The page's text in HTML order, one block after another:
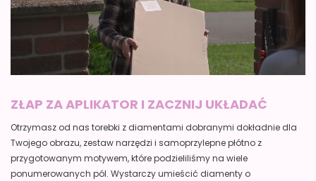
ZŁAP ZA APLIKATOR I ZACZNIJ UKŁADAĆ
Otrzymasz od nas torebki z diamentami dobranymi dokładnie dla
Twojego obrazu, zestaw narzędzi i samoprzylepne płótno z
przygotowanym motywem, które podzieliliśmy na wiele
ponumerowanych pól. Wystarczy umieścić diamenty o